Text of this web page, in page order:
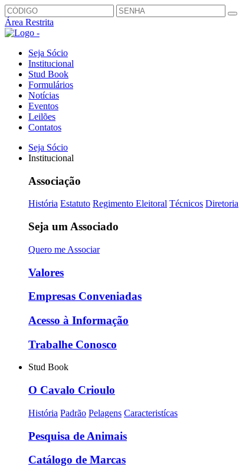
Área Restrita
Seja Sócio
Institucional
Stud Book
Formulários
Notícias
Eventos
Leilões
Contatos
Seja Sócio
Institucional
Associação
História Estatuto Regimento Eleitoral Técnicos Diretoria
Seja um Associado
Quero me Associar
Valores
Empresas Conveniadas
Acesso à Informação
Trabalhe Conosco
Stud Book
O Cavalo Crioulo
História Padrão Pelagens Caracteristícas
Pesquisa de Animais
Catálogo de Marcas